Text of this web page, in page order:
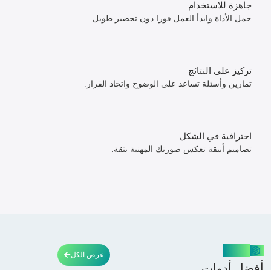
جاهزة للاستخدام
حمل الأداة وابدأ العمل فورا دون تحضير طويل.
تركيز على النتائج
تمارين وأسئلة تساعد على الوضوح واتخاذ القرار.
احترافية في الشكل
تصاميم أنيقة تعكس صورتك المهنية بثقة.
عرض الكل